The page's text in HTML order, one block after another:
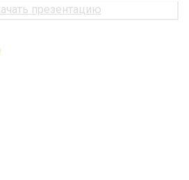
презентацию